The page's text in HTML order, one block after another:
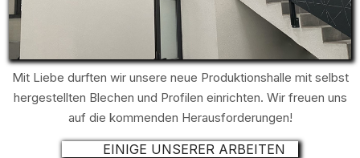
Mit Liebe durften wir unsere neue Produktionshalle mit selbst
hergestellten Blechen und Profilen einrichten. Wir freuen uns
auf die kommenden Herausforderungen!
EINIGE UNSERER ARBEITEN